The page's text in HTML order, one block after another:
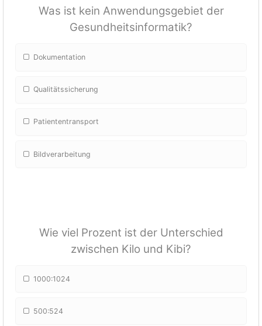
Was ist kein Anwendungsgebiet der
Gesundheitsinformatik?
Dokumentation
Qualitätssicherung
Patiententransport
Bildverarbeitung
Wie viel Prozent ist der Unterschied
zwischen Kilo und Kibi?
1000:1024
500:524